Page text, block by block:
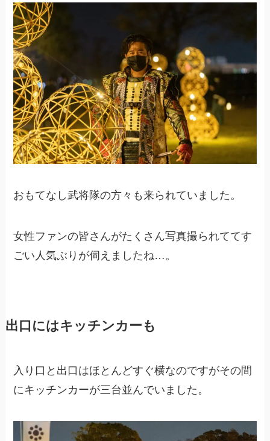
おもてなし武将隊の方々も来られていました。
女性ファンの皆さんがたくさん写真撮られててす
ごい人気ぶりが伺えましたね…。
出口にはキッチンカーも
入り口と出口はほとんどすぐ横なのですがその間
にキッチンカーが三台並んでいました。